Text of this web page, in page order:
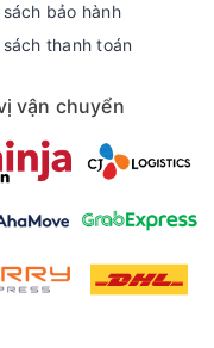
đầu, chúng tôi
tại các nước
sách bảo hành
sách thanh toán
vận chuyển